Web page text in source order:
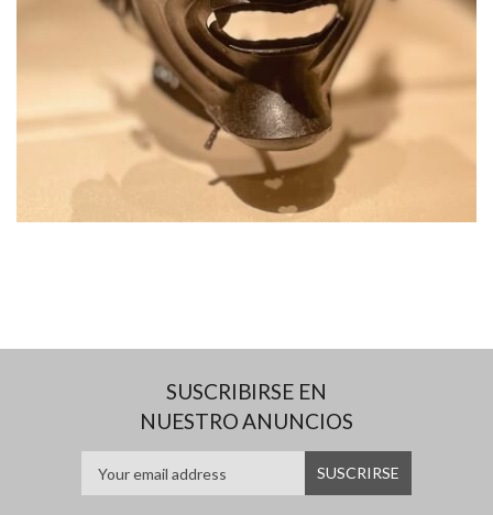
SUSCRIBIRSE EN
NUESTRO ANUNCIOS